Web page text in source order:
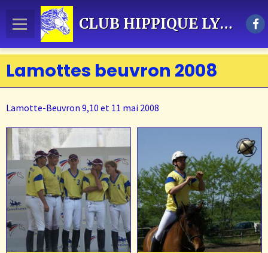
CLUB HIPPIQUE LYPCA
Accueil
ACTIVITES EQUESTRES
Tarifs
DRESSAGE
SAUT D'OBSTACLE
RESULTATS SPORTIFS
Lamottes beuvron 2008
Lamotte-Beuvron 9,10 et 11 mai 2008